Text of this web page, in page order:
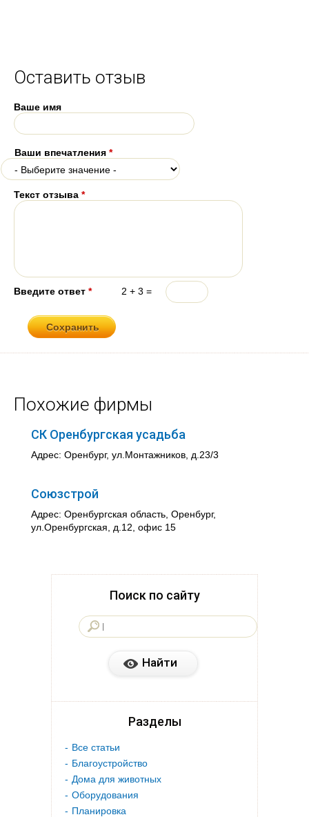
Оставить отзыв
Ваше имя
Ваши впечатления *
Текст отзыва *
Введите ответ * 2 + 3 =
Похожие фирмы
СК Оренбургская усадьба
Адрес: Оренбург, ул.Монтажников, д.23/3
Союзстрой
Адрес: Оренбургская область, Оренбург,
ул.Оренбургская, д.12, офис 15
Поиск по сайту
Разделы
Все статьи
Благоустройство
Дома для животных
Оборудования
Планировка